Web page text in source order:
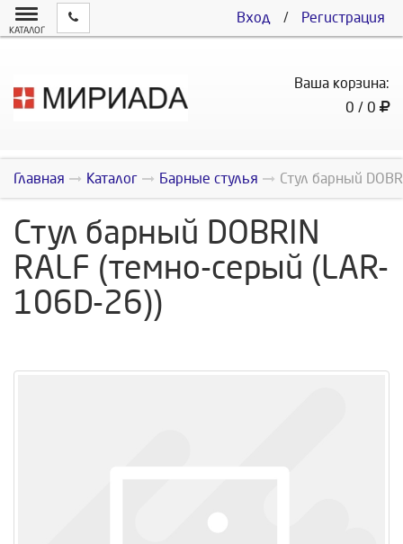
Вход / Регистрация
КАТАЛОГ
Ваша корзина:
0 / 0
Главная Каталог Барные стулья Стул барный
Стул барный DOBRIN
RALF (темно-серый (LAR-
106D-26))